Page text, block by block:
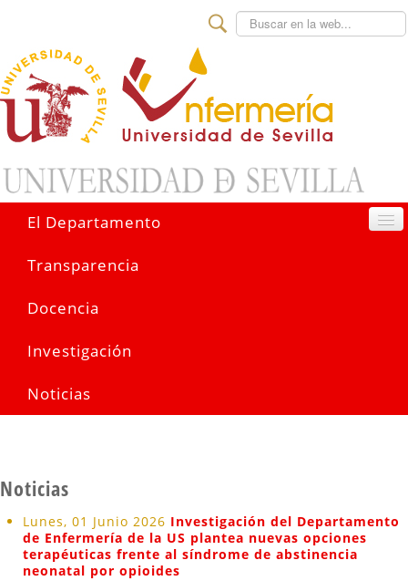
Buscar
El Departamento
Transparencia
Docencia
Investigación
Noticias
Noticias
Lunes, 01 Junio 2026 Investigación del Departamento
de Enfermería de la US plantea nuevas opciones
terapéuticas frente al síndrome de abstinencia
neonatal por opioides